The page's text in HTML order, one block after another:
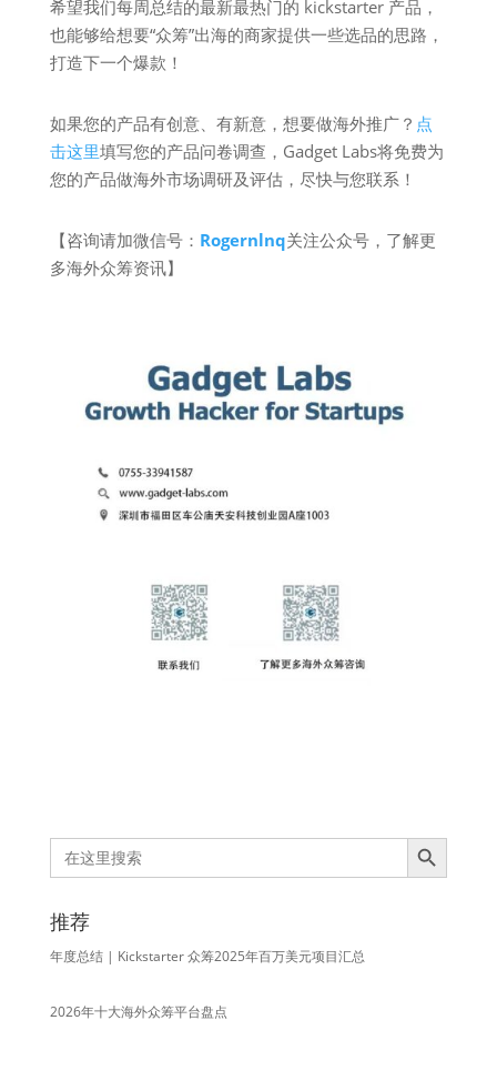
希望我们每周总结的最新最热门的 kickstarter 产品，
也能够给想要“众筹”出海的商家提供一些选品的思路，
打造下一个爆款！
如果您的产品有创意、有新意，想要做海外推广？ 点
击这里填写您的产品问卷调查，Gadget Labs将免费为
您的产品做海外市场调研及评估，尽快与您联系！
【咨询请加微信号： Rogernlnq关注公众号，了解更
多海外众筹资讯】
Search
for:
Search Button
推荐
年度总结 | Kickstarter 众筹2025年百万美元项目汇总
2026年十大海外众筹平台盘点